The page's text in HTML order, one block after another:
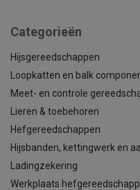
Categorieën
Hijsgereedschappen
Loopkatten en balk
Meet- en controle
Lieren & toebehoren
Hefgereedschappen
Hijsbanden, kettingwerk en
Ladingzekering
Werkplaats